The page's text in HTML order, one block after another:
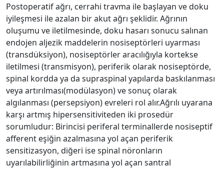
Postoperatif ağrı, cerrahi travma ile başlayan ve doku
iyileşmesi ile azalan bir akut ağrı şeklidir. Ağrının
oluşumu ve iletilmesinde, doku hasarı sonucu salınan
endojen aljezik maddelerin nosiseptörleri uyarması
(transdüksiyon), nosiseptörler aracılığıyla kortekse
iletilmesi (transmisyon), periferik olarak nosiseptörde,
spinal kordda ya da supraspinal yapılarda baskılanması
veya artırılması(modülasyon) ve sonuç olarak
algılanması (persepsiyon) evreleri rol alır.Ağrılı uyarana
karşı artmış hipersensitiviteden iki prosedür
sorumludur: Birincisi periferal terminallerde nosiseptif
afferent eşiğin azalmasına yol açan periferik
sensitizasyon, diğeri ise spinal nöronların
uyarılabilirliğinin artmasına yol açan santral